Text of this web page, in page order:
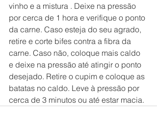
vinho e a mistura . Deixe na pressão
por cerca de 1 hora e verifique o ponto
da carne. Caso esteja do seu agrado,
retire e corte bifes contra a fibra da
carne. Caso não, coloque mais caldo
e deixe na pressão até atingir o ponto
desejado. Retire o cupim e coloque as
batatas no caldo. Leve à pressão por
cerca de 3 minutos ou até estar macia.